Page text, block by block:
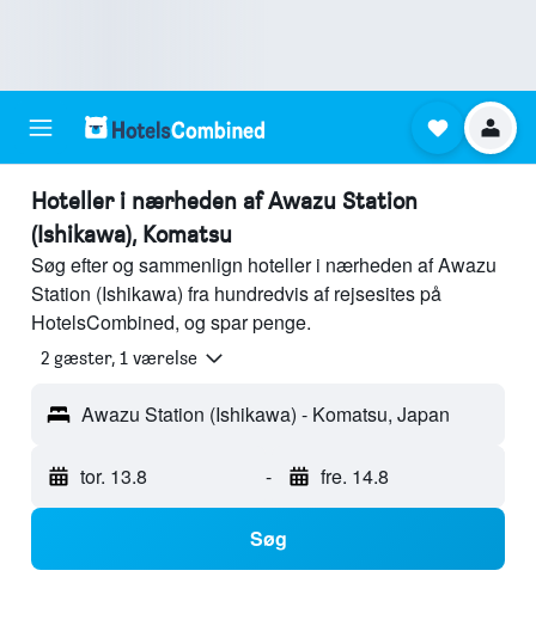
Hoteller i nærheden af Awazu Station
(Ishikawa), Komatsu
Søg efter og sammenlign hoteller i nærheden af Awazu
Station (Ishikawa) fra hundredvis af rejsesites på
HotelsCombined, og spar penge.
2 gæster, 1 værelse
Awazu Station (Ishikawa) - Komatsu, Japan
tor. 13.8 - fre. 14.8
Søg